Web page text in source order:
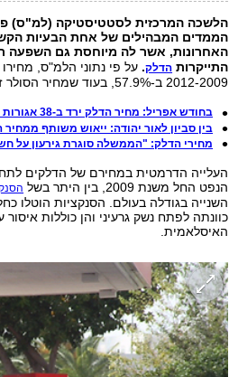
הלשכה המרכזית לסטטיסטיקה (למ"ס)
הממדים המבהילים של אחת הבעיות
האחרונות, אשר לה מיוחסת גם השפעה
התייקרות הדלק.
2012-2009 ב-57.9%, בעוד שמחיר הסולר זינק באותן שנים ב-39.7%.
בחודש אפריל: מחיר הדלק ירד ב-38 אגורות ל-7.57 שקלים
בין סביון לאור יהודה: ייאוש משותף ממחיר
מחירי הדלק: "הממשלה סוגרת גירעון על
העלייה הדרמטית במחירם של הדלקים
הנפט החל משנת 2009, בין היתר בשל
השנייה בגודלה בעולם. הסנקציות הוטלו
כוונתה לפתח נשק גרעיני והן כוללות
האיסלאמית.